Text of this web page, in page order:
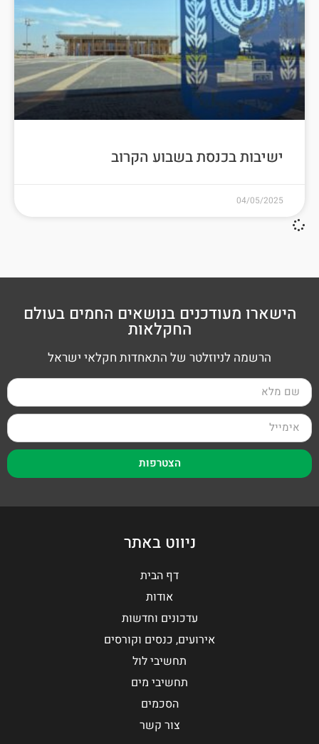
ישיבות בכנסת בשבוע הקרוב
04/05/2025
הישארו מעודכנים בנושאים החמים בעולם
החקלאות
הרשמה לניוזלטר של התאחדות חקלאי ישראל
הצטרפות
ניווט באתר
דף הבית
אודות
עדכונים וחדשות
אירועים, כנסים וקורסים
תחשיבי לול
תחשיבי מים
הסכמים
צור קשר